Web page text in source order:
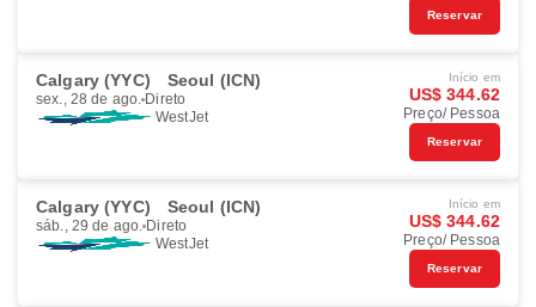
Reservar
Calgary (YYC) Seoul (ICN)
sex., 28 de ago. Direto
WestJet
Início em
US$ 344.62
Preço/ Pessoa
Reservar
Calgary (YYC) Seoul (ICN)
sáb., 29 de ago. Direto
WestJet
Início em
US$ 344.62
Preço/ Pessoa
Reservar